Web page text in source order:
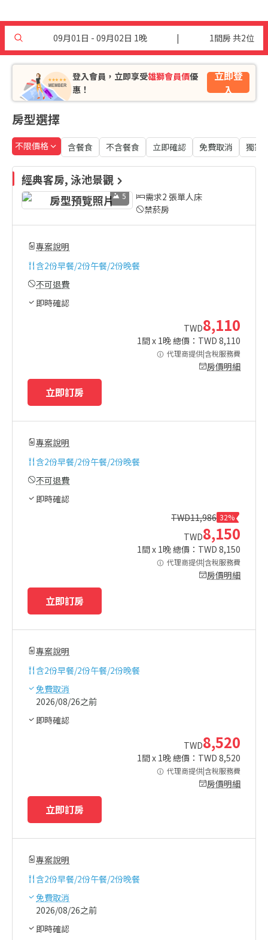
09月01日 - 09月02日 1晚 | 1間房 共2位
登入會員，立即享受雄獅會員價優
惠！
立即登
入
房型選擇
不限價格 含餐食 不含餐食 立即確認 免費取消 獨家
經典客房, 泳池景觀
5
需求2 張單人床
禁菸房
專案說明
含2份早餐/2份午餐/2份晚餐
不可退費
即時確認
TWD8,110
1間 x 1晚 總價：TWD 8,110
代理商提供|含稅服務費
房價明細
立即訂房
專案說明
含2份早餐/2份午餐/2份晚餐
不可退費
即時確認
TWD11,986 32%
TWD8,150
1間 x 1晚 總價：TWD 8,150
代理商提供|含稅服務費
房價明細
立即訂房
專案說明
含2份早餐/2份午餐/2份晚餐
免費取消
2026/08/26之前
即時確認
TWD8,520
1間 x 1晚 總價：TWD 8,520
代理商提供|含稅服務費
房價明細
立即訂房
專案說明
含2份早餐/2份午餐/2份晚餐
免費取消
2026/08/26之前
即時確認